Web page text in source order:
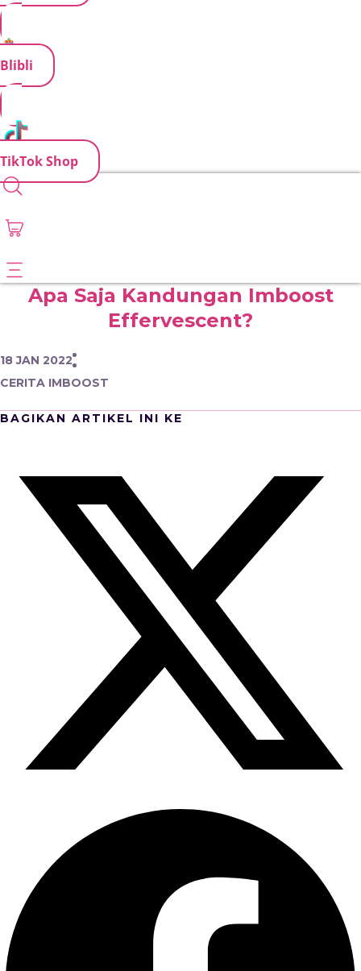
Blibli
TikTok Shop
Apa Saja Kandungan Imboost
Effervescent?
18 JAN 2022
CERITA IMBOOST
BAGIKAN ARTIKEL INI KE